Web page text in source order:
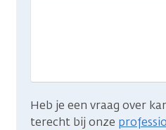
Heb je een vraag over
terecht bij onze